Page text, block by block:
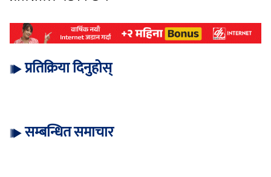
प्रतिक्रिया दिनुहोस्
सम्बन्धित समाचार